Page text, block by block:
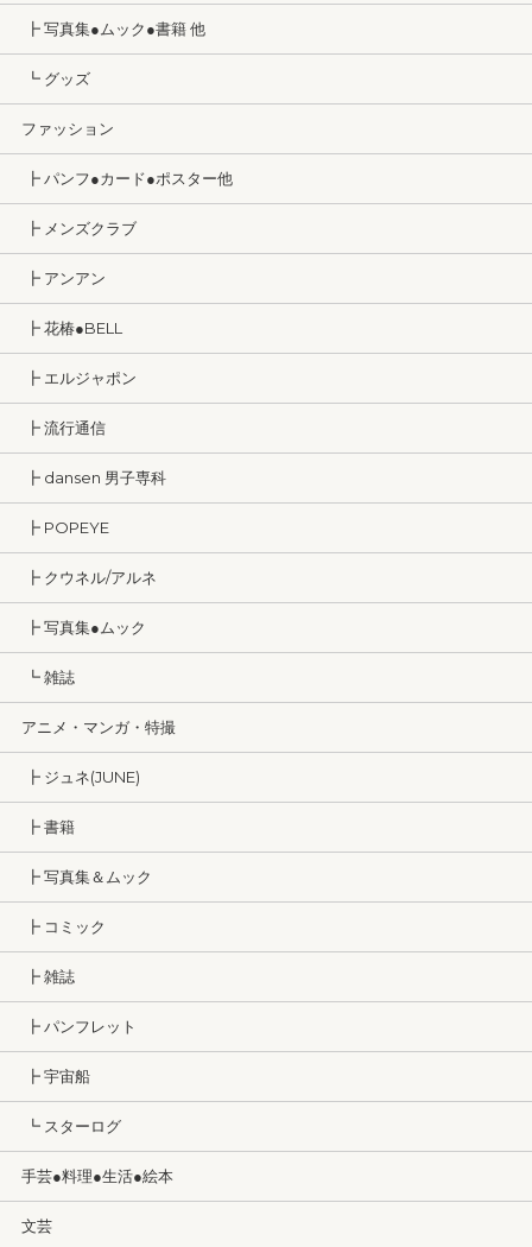
┣ 写真集●ムック●書籍 他
┗ グッズ
ファッション
┣ パンフ●カード●ポスター他
┣ メンズクラブ
┣ アンアン
┣ 花椿●BELL
┣ エルジャポン
┣ 流行通信
┣ dansen 男子専科
┣ POPEYE
┣ クウネル/アルネ
┣ 写真集●ムック
┗ 雑誌
アニメ・マンガ・特撮
┣ ジュネ(JUNE)
┣ 書籍
┣ 写真集＆ムック
┣ コミック
┣ 雑誌
┣ パンフレット
┣ 宇宙船
┗ スターログ
手芸●料理●生活●絵本
文芸